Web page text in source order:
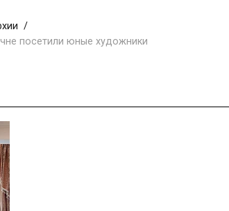
посетили юные художники